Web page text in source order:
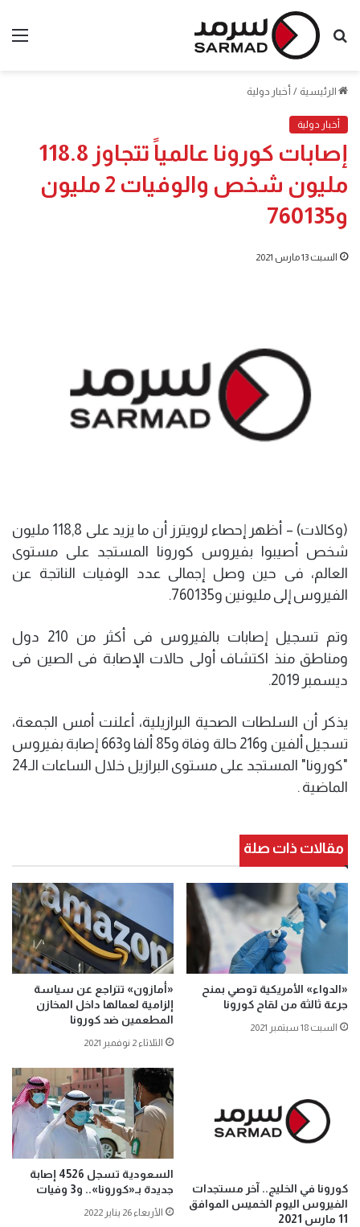
بحث
الرئيسية / أخبار دولية
أخبار دولية
إصابات كورونا عالمياً تتجاوز 118.8
مليون شخص والوفيات 2 مليون
و760135
السبت 13 مارس 2021
(وكالات) – أظهر إحصاء لرويترز أن ما يزيد على 118,8 مليون
شخص أصيبوا بفيروس كورونا المستجد على مستوى
العالم، فى حين وصل إجمالى عدد الوفيات الناتجة عن
الفيروس إلى مليونين و760135.
وتم تسجيل إصابات بالفيروس فى أكثر من 210 دول
ومناطق منذ اكتشاف أولى حالات الإصابة فى الصين فى
ديسمبر 2019.
يذكر أن السلطات الصحية البرازيلية، أعلنت أمس الجمعة،
تسجيل ألفين و216 حالة وفاة و85 ألفا و663 إصابة بفيروس
"كورونا" المستجد على مستوى البرازيل خلال الساعات الـ24
الماضية .
مقالات ذات صلة
«الدواء» الأمريكية توصي بمنح
جرعة ثالثة من لقاح كورونا
السبت 18 سبتمبر 2021
«أمازون» تتراجع عن سياسة
إلزامية لعمالها داخل المخازن
المطعمين ضد كورونا
الثلاثاء 2 نوفمبر 2021
كورونا في الخليج.. آخر مستجدات
الفيروس اليوم الخميس الموافق
11 مارس 2021
السعودية تسجل 4526 إصابة
جديدة بـ«كورونا».. و3 وفيات
الأربعاء 26 يناير 2022